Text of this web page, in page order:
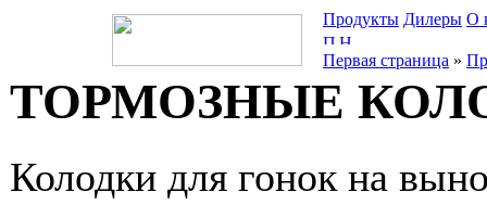
Продукты Дилеры О
Первая страница »
ТОРМОЗНЫЕ
Колодки для гонок на